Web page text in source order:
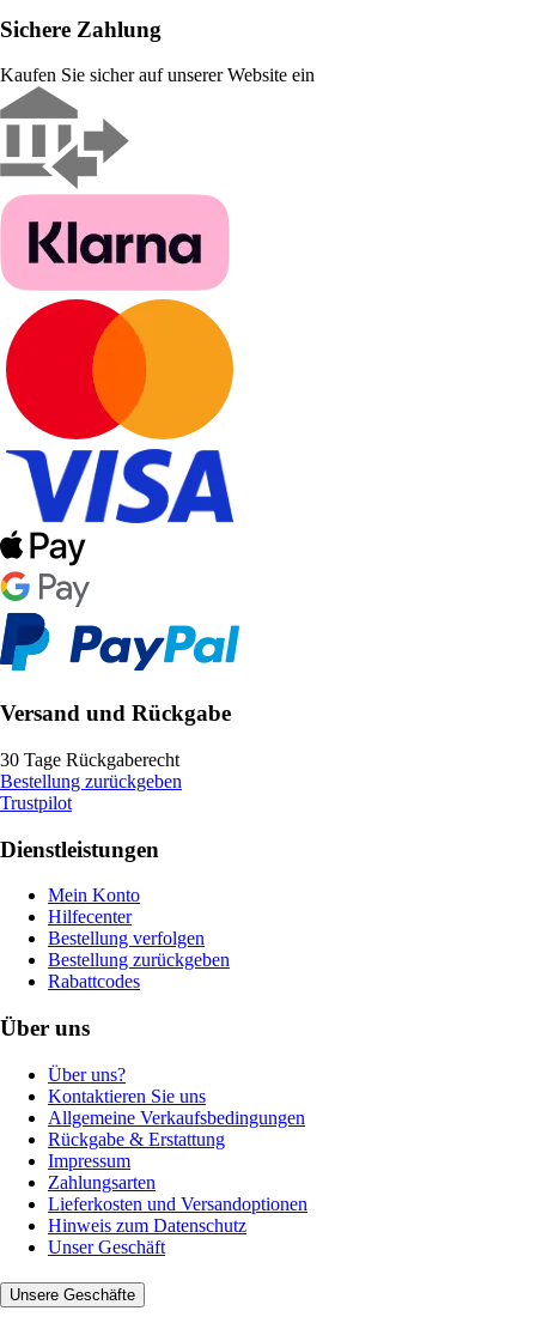
Sichere Zahlung
Kaufen Sie sicher auf unserer Website ein
Versand und Rückgabe
30 Tage Rückgaberecht
Bestellung zurückgeben
Trustpilot
Dienstleistungen
Mein Konto
Hilfecenter
Bestellung verfolgen
Bestellung zurückgeben
Rabattcodes
Über uns
Über uns?
Kontaktieren Sie uns
Allgemeine Verkaufsbedingungen
Rückgabe & Erstattung
Impressum
Zahlungsarten
Lieferkosten und Versandoptionen
Hinweis zum Datenschutz
Unser Geschäft
Unsere Geschäfte